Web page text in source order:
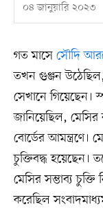
০৪ জানুয়ারি ২০২৩
গত মাসে সৌদি
তখন গুঞ্জন
সেখানে গিয়েছেন।
জানিয়েছিল,
বোর্ডের আমন্ত্রণে।
চুক্তিবদ্ধ হয়েছেন।
মেসির সম্ভাব্য
করেছিল